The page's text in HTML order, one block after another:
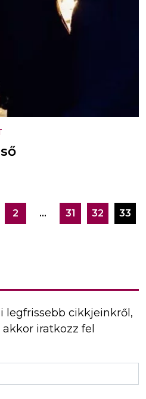
2 … 31 32 33
legfrissebb cikkjeinkről,
iratkozz fel